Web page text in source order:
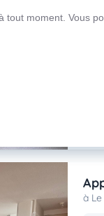
à Le
à
tout moment. Vous